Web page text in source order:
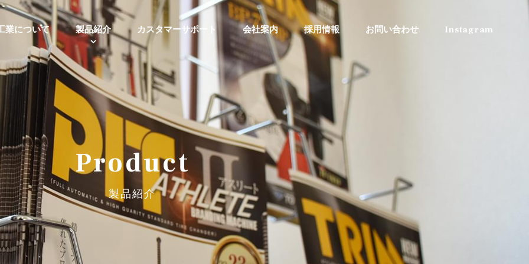
業について 製品紹介 カスタマーサポート 会社案内 採用情報 お問い合わせ Instagram
Product
製品紹介